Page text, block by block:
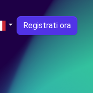
Registrati ora